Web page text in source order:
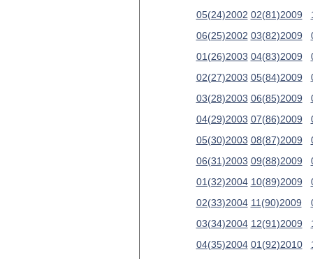
05(24)2002
06(25)2002
01(26)2003
02(27)2003
03(28)2003
04(29)2003
05(30)2003
06(31)2003
01(32)2004
02(33)2004
03(34)2004
04(35)2004
02(81)2009
03(82)2009
04(83)2009
05(84)2009
06(85)2009
07(86)2009
08(87)2009
09(88)2009
10(89)2009
11(90)2009
12(91)2009
01(92)2010